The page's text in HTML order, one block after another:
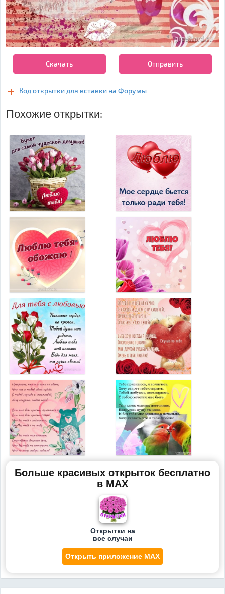
Скачать Отправить
Код открытки для вставки на Форумы
Похожие открытки:
Больше красивых открыток бесплатно
в MAX
Открытки на
все случаи
Открыть приложение MAX